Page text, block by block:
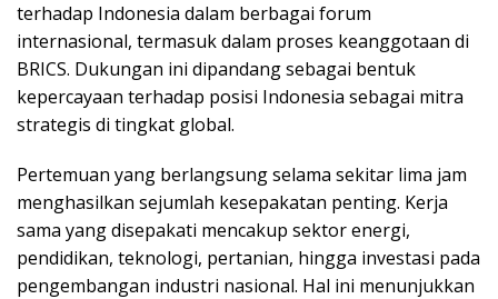
terhadap Indonesia dalam berbagai forum
internasional, termasuk dalam proses keanggotaan di
BRICS. Dukungan ini dipandang sebagai bentuk
kepercayaan terhadap posisi Indonesia sebagai mitra
strategis di tingkat global.
Pertemuan yang berlangsung selama sekitar lima jam
menghasilkan sejumlah kesepakatan penting. Kerja
sama yang disepakati mencakup sektor energi,
pendidikan, teknologi, pertanian, hingga investasi pada
pengembangan industri nasional. Hal ini menunjukkan